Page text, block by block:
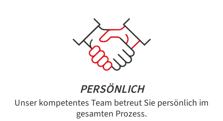
PERSÖNLICH
Unser kompetentes Team betreut Sie persönlich im
gesamten Prozess.